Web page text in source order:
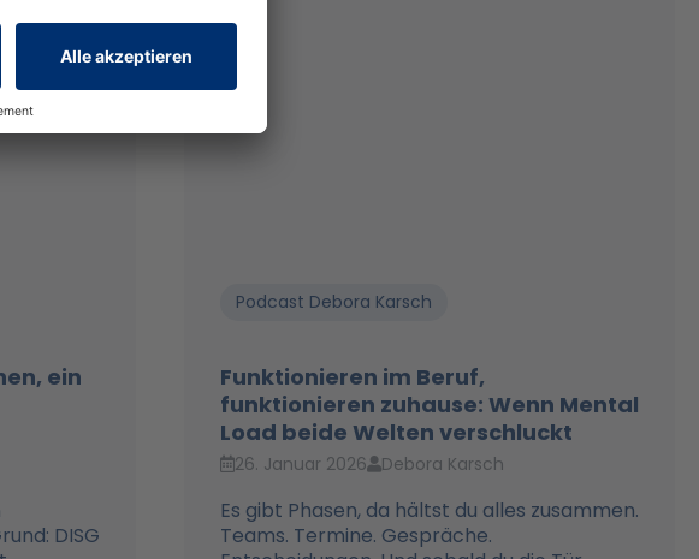
ein
DISG
Podcast Debora Karsch
Funktionieren im Beruf,
funktionieren zuhause: Wenn Mental
Load beide Welten verschluckt
26. Januar 2026 Debora Karsch
Es gibt Phasen, da hältst du alles zusammen.
Teams. Termine. Gespräche.